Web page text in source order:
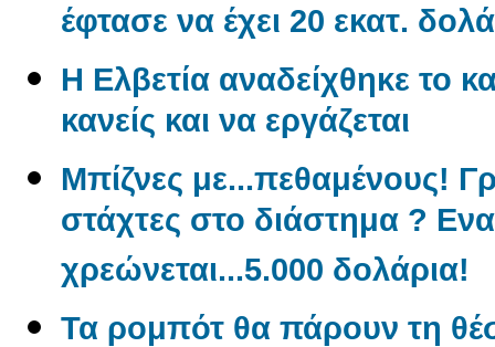
έφτασε να έχει 20 εκατ.
Η Ελβετία αναδείχθηκε το
κανείς και να εργάζεται
Μπίζνες με...πεθαμένους!
στάχτες στο διάστημα ?
χρεώνεται...5.000 δολάρια!
Τα ρομπότ θα πάρουν τη